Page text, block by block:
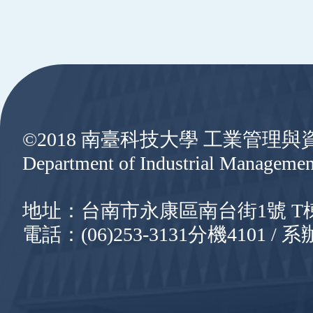
©2018 南臺科技大學 工業管理與
Department of Industrial
地址：台南市永康區南台街1號 T
電話：(06)253-3131分機4101 /